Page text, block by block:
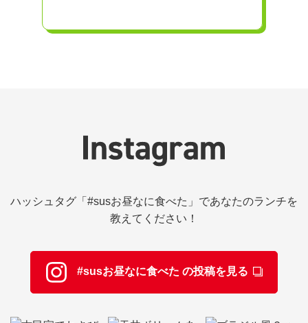
ハッシュタグ「#susお昼なに食べた」であなたのランチを
教えてください！
#susお昼なに食べた の投稿を見る